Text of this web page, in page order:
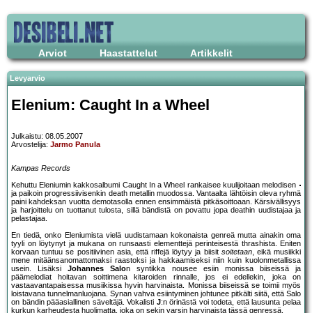
Arviot Haastattelut Artikkelit
Levyarvio
Elenium: Caught In a Wheel
Julkaistu: 08.05.2007
Arvostelija: Jarmo Panula
Kampas Records
Kehuttu Eleniumin kakkosalbumi Caught In a Wheel rankaisee kuulijoitaan melodisen
ja paikoin progressiivisenkin death metallin muodossa. Vantaalta lähtöisin oleva ryhmä
paini kahdeksan vuotta demotasolla ennen ensimmäistä pitkäsoittoaan. Kärsivällisyys
ja harjoittelu on tuottanut tulosta, sillä bändistä on povattu jopa deathin uudistajaa ja
pelastajaa.
En tiedä, onko Eleniumista vielä uudistamaan kokonaista genreä mutta ainakin oma
tyyli on löytynyt ja mukana on runsaasti elementtejä perinteisestä thrashista. Eniten
korvaan tuntuu se positiivinen asia, että riffejä löytyy ja biisit soitetaan, eikä musiikki
mene mitäänsanomattomaksi raastoksi ja hakkaamiseksi niin kuin kuolonmetallissa
usein. LisäksiJohannes Salon syntikka nousee esiin monissa biiseissä ja
päämelodiat hoitavan soittimena kitaroiden rinnalle, jos ei edellekin, joka on
vastaavantapaisessa musiikissa hyvin harvinaista. Monissa biiseissä se toimii myös
loistavana tunnelmanluojana. Synan vahva esiintyminen johtunee pitkälti siitä, että Salo
on bändin pääasiallinen säveltäjä. Vokalisti J:n örinästä voi todeta, että lausunta pelaa
kurkun karheudesta huolimatta, joka on sekin varsin harvinaista tässä genressä.